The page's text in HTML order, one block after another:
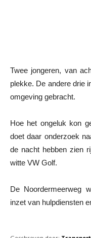
Twee jongeren, van
plekke. De andere drie
omgeving gebracht.
Hoe het ongeluk kon
doet daar onderzoek
de nacht hebben zien
witte VW Golf.
De Noordermeerweg
inzet van hulpdiensten